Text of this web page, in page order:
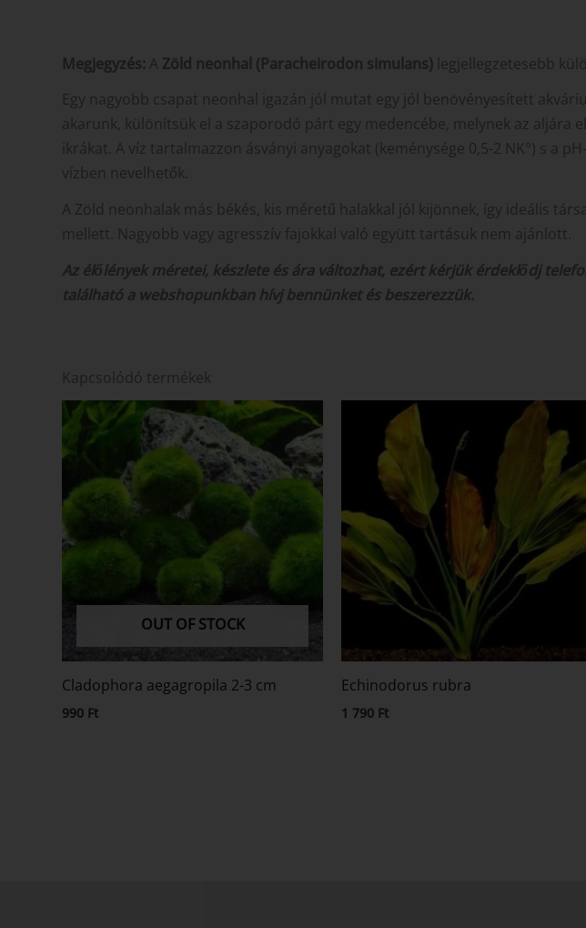
Megjegyzés: A Zöld neonhal (Paracheirodon simulans) legjellegzetesebb
Egy nagyobb csapat neonhal igazán jól mutat egy jól benövényesített
akarunk, különítsük el a szaporodó párt egy medencébe, melynek az aljára
ikrákat. A víz tartalmazzon ásványi anyagokat (keménysége 0,5-2 NK°) s a
vízben nevelhetők.
A Zöld neonhalak más békés, kis méretű halakkal jól kijönnek, így ideális
mellett. Nagyobb vagy agresszív fajokkal való együtt tartásuk nem ajánlott.
Az élőlények méretei, készlete és ára változhat, ezért kérjük érdeklődj
található a webshopunkban hívj bennünket és beszerezzük.
Kapcsolódó termékek
OUT OF STOCK
Cladophora aegagropila 2-3 cm
990 Ft
Echinodorus rubra
1 790 Ft